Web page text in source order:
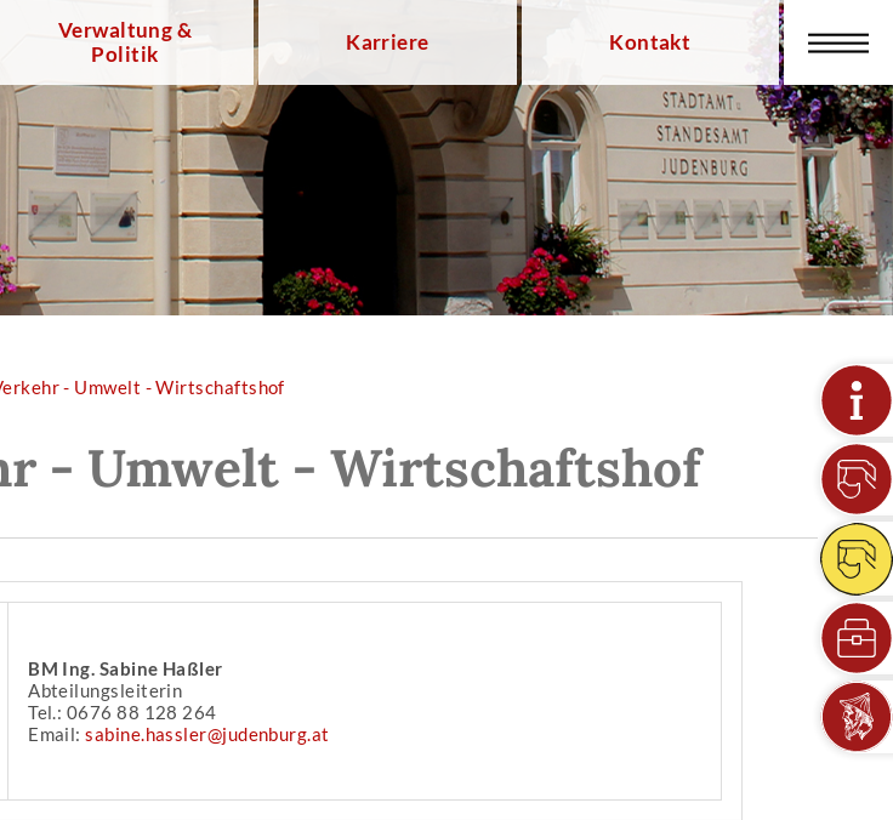
Verwaltung &
Politik
Karriere Kontakt
- Umwelt - Wirtschaftshof
- Umwelt - Wirtschaftshof
BM Ing. Sabine Haßler
Abteilungsleiterin
Tel.: 0676 88 128 264
Email:sabine.hassler@judenburg.at